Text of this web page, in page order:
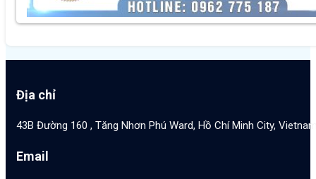
Địa chỉ
43B Đường 160 , Tăng Nhơn Phú Ward, Hồ Chí Minh City,
Email